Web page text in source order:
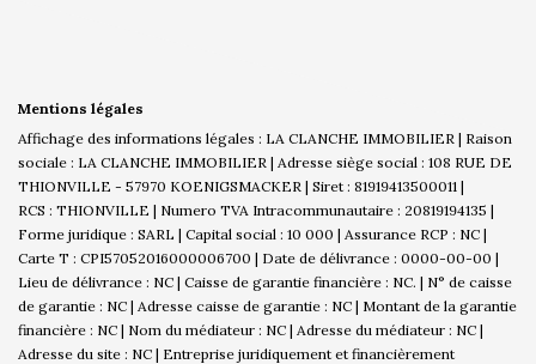
Mentions légales
Affichage des informations légales : LA CLANCHE IMMOBILIER | Raison
sociale : LA CLANCHE IMMOBILIER | Adresse siège social : 108 RUE DE
THIONVILLE - 57970 KOENIGSMACKER | Siret : 81919413500011 |
RCS : THIONVILLE | Numero TVA Intracommunautaire : 20819194135 |
Forme juridique : SARL | Capital social : 10 000 | Assurance RCP : NC |
Carte T : CPI57052016000006700 | Date de délivrance : 0000-00-00 |
Lieu de délivrance : NC | Caisse de garantie financière : NC. | N° de caisse
de garantie : NC | Adresse caisse de garantie : NC | Montant de la garantie
financière : NC | Nom du médiateur : NC | Adresse du médiateur : NC |
Adresse du site : NC | Entreprise juridiquement et financièrement